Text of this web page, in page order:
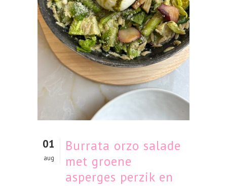
01
aug
Burrata orzo salade
met groene
asperges perzik en